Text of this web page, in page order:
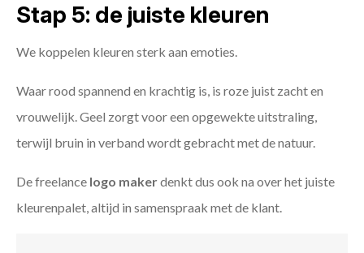
Stap 5: de juiste kleuren
We koppelen kleuren sterk aan emoties.
Waar rood spannend en krachtig is, is roze juist zacht en
vrouwelijk. Geel zorgt voor een opgewekte uitstraling,
terwijl bruin in verband wordt gebracht met de natuur.
De freelance logo makerdenkt dus ook na over het juiste
kleurenpalet, altijd in samenspraak met de klant.